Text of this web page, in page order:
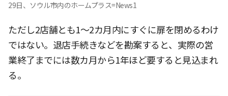
29日、ソウル市内のホームプラス=News1
ただし2店舗とも1〜2カ月内にすぐに扉を閉めるわけ
ではない。退店手続きなどを勘案すると、実際の営
業終了までには数カ月から1年ほど要すると見込まれ
る。